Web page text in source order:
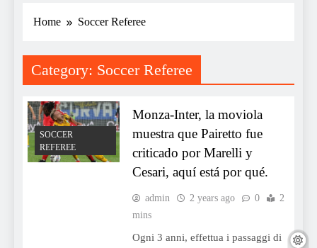
Home Soccer Referee
Category: Soccer Referee
SOCCER
REFEREE
Monza-Inter, la moviola
muestra que Pairetto fue
criticado por Marelli y
Cesari, aquí está por qué.
admin 2 years ago 0
2
mins
Ogni 3 anni, effettua i passaggi di